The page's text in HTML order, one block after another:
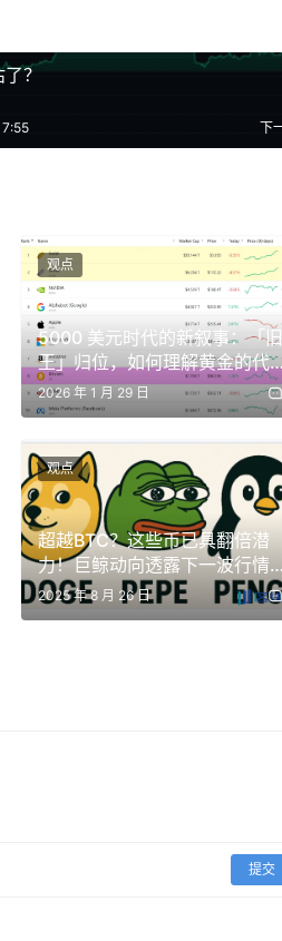
在 NFT 市场上出售它。
放导向计量器。
复合到 veAERO NFT 中。此外，
分分配给 rebase。
向 LP。目前，协议获得的排放价
约 2 万美元的代币排放。
：
？
下
5000 美元时代的新叙事：「旧
王」归位，如何理解黄金的代
化逻辑？
2026 年 1 月 29 日
观点
超越BTC？这些币已具翻倍潜
力！巨鲸动向透露下一波行情
线
2025 年 8 月 26 日
观点
提交